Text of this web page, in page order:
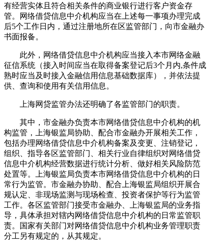
有经营实体且符合相关条件的商业银行进行客户资金存
管。网络借贷信息中介机构应当在上述每一事项办理完成
后5个工作日内，通过注册地所在区监管部门，向市金融办
书面报备。
此外，网络借贷信息中介机构应当接入本市网络金融
征信系统（接入时间应当在取得备案登记后3个月内,条件成
熟时应当及时接入金融信用信息基础数据库），并依法提
供、查询和使用有关信用信息。
上海网贷监管办法还明确了各监管部门的职责。
其中，市金融办负责本市网络借贷信息中介机构的机
构监管，上海银监局协助、配合市金融办开展相关工作，
包括办理网络借贷信息中介机构备案及变更、注销登记，
组织、指导各区监管部门、相关行业自律组织对网络借贷
信息中介机构经营数据进行统计分析、做好相关风险防范
处置等。上海银监局负责本市网络借贷信息中介机构的日
常行为监管。市金融办协助、配合上海银监局组织开展合
规认定、非现场监测与现场检查、投资者保护等行为监管
工作。各区监管部门接受市金融办、上海银监局的业务指
导，具体承担对辖内网络借贷信息中介机构的日常监管职
责。国家有关部门对网络借贷信息中介机构业务管理职责
分工另有规定的，从其规定。